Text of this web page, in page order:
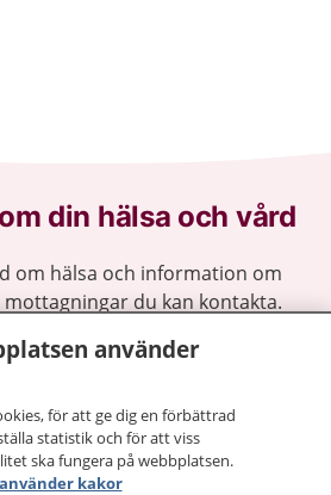
din hälsa och vård
om hälsa och information om
du kan kontakta.
1177 för
runt.
du vill må bättre.
använder
för att ge dig en förbättrad
statistik och för att viss
ska fungera på webbplatsen.
kakor